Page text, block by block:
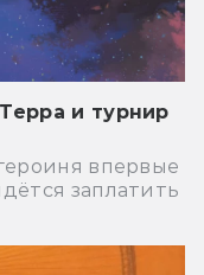
и турнир
впервые
заплатить